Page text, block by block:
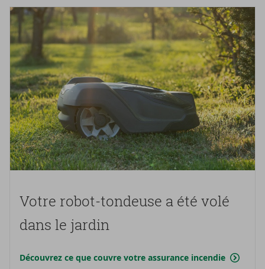
Votre robot-​tondeuse a été volé
dans le jar­din
Découvrez ce que couvre votre assurance incendie